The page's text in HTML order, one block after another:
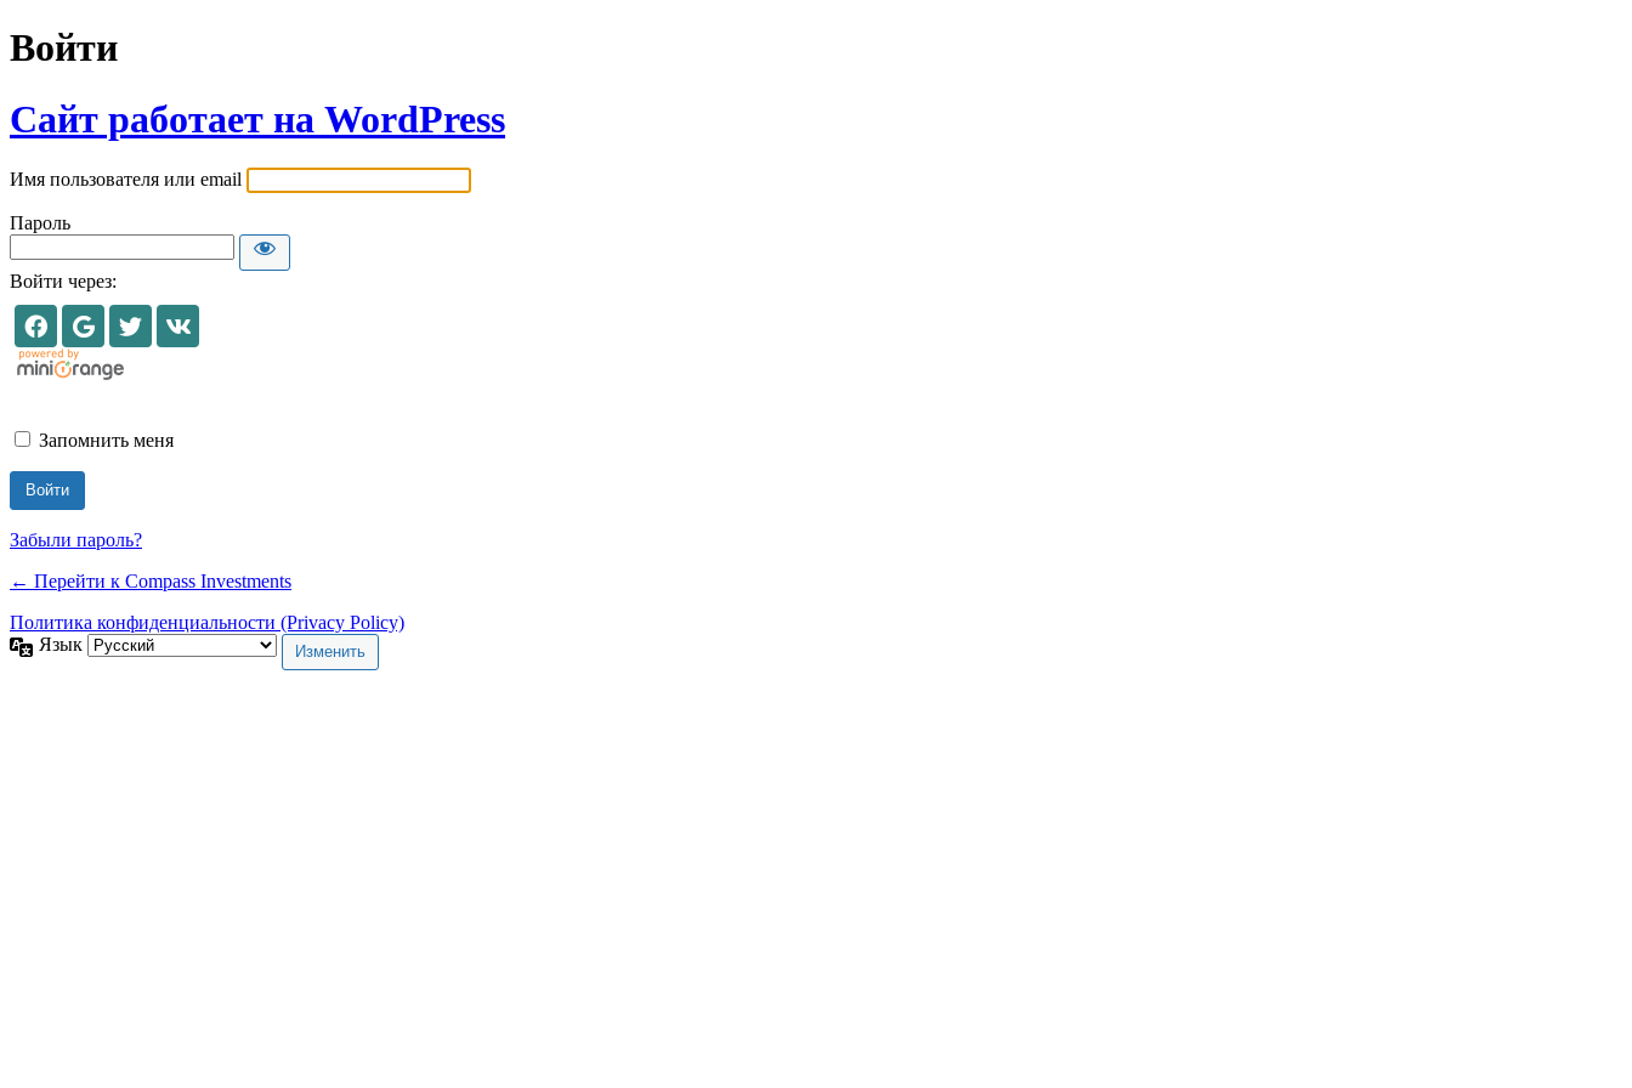
Войти
Сайт работает на WordPress
Имя пользователя или email
Пароль
Войти через:
Запомнить меня
Забыли пароль?
← Перейти к Compass Investments
Политика конфиденциальности (Privacy Policy)
Язык